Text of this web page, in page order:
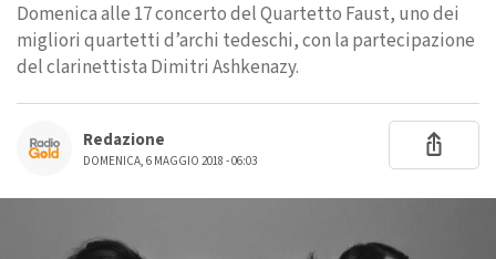
Domenica alle 17 concerto del Quartetto Faust, uno dei
migliori quartetti d’archi tedeschi, con la partecipazione
del clarinettista Dimitri Ashkenazy.
Redazione
DOMENICA, 6 MAGGIO 2018 - 06:03